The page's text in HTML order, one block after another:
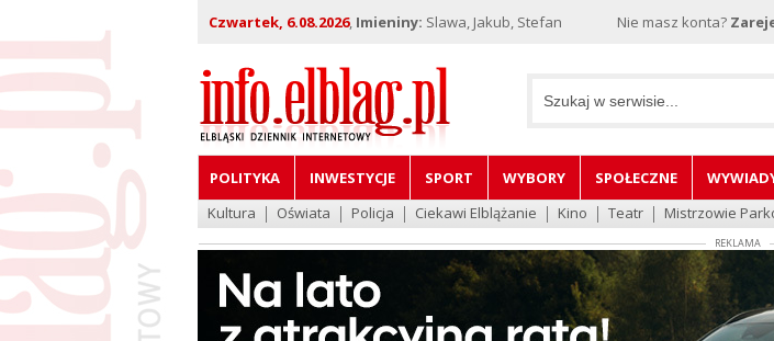
Czwartek, 6.08.2026, Imieniny: Slawa, Jakub, Stefan Nie masz konta?
POLITYKA INWESTYCJE SPORT WYBORY SPOŁECZNE
Kultura
Oświata Policja Ciekawi Elblążanie Kino Teatr Mistrzowie
REKLAMA